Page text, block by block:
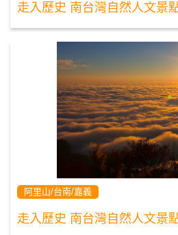
走入歷史 南台灣自然人文景
阿里山/台南/嘉義
走入歷史 南台灣自然人文景